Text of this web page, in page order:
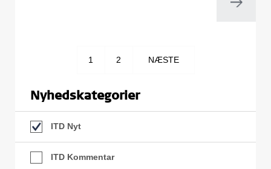
1 2 NÆSTE
Nyhedskategorier
ITD Nyt
ITD Kommentar